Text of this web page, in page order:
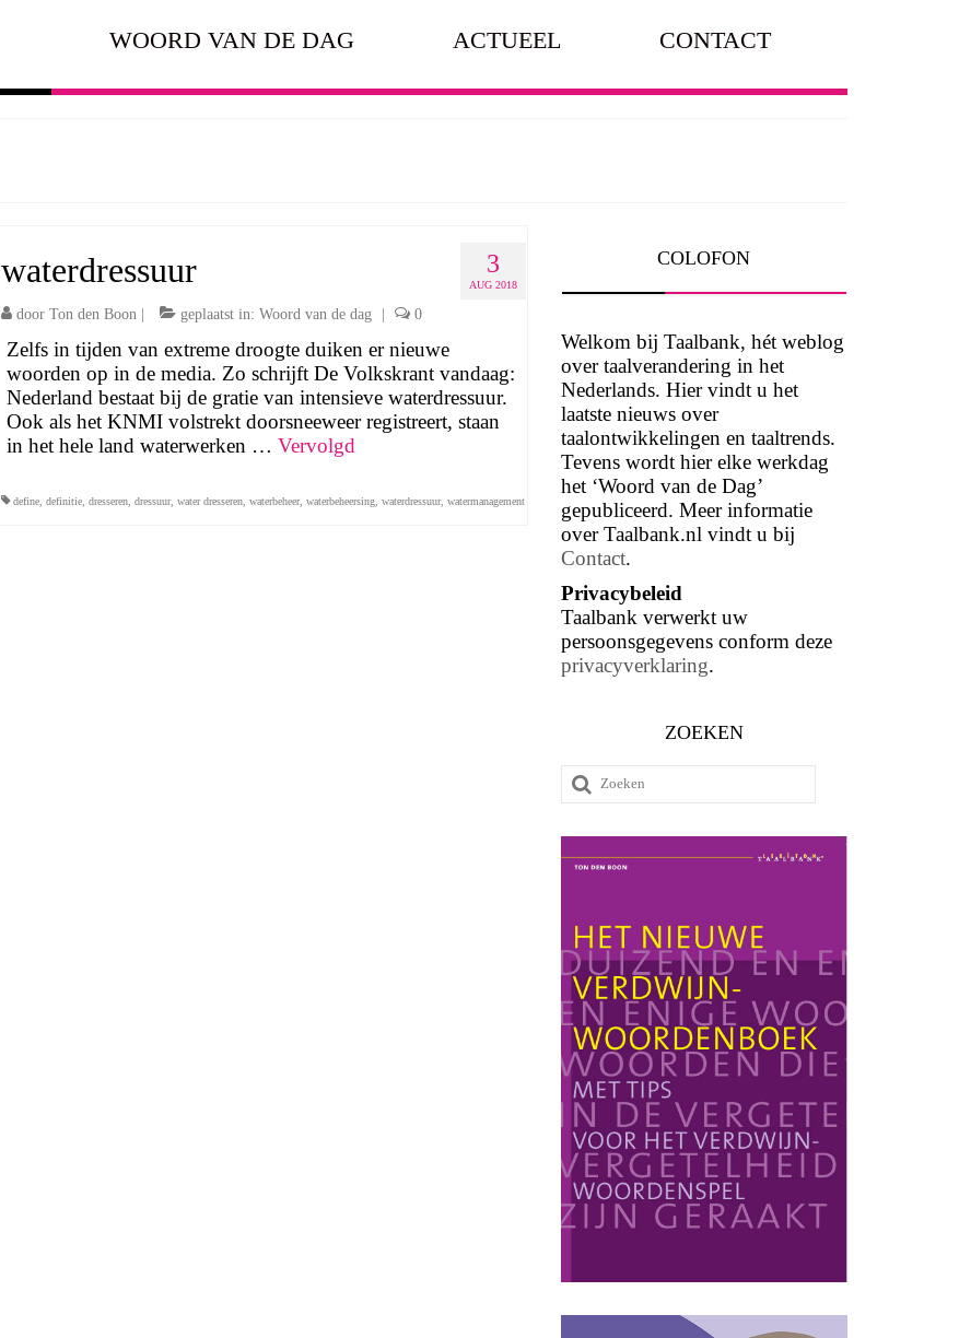
WOORD VAN DE DAG ACTUEEL CONTACT
3
AUG 2018
waterdressuur
door Ton den Boon| geplaatst in: Woord van de dag 0
Zelfs in tijden van extreme droogte duiken er nieuwe
woorden op in de media. Zo schrijft De Volkskrant vandaag:
Nederland bestaat bij de gratie van intensieve waterdressuur.
Ook als het KNMI volstrekt doorsneeweer registreert, staan
in het hele land waterwerken … Vervolgd
define, definitie, dresseren, dressuur, water dresseren, waterbeheer, waterbeheersing, waterdressuur, watermanagement
COLOFON
Welkom bij Taalbank, hét weblog
over taalverandering in het
Nederlands. Hier vindt u het
laatste nieuws over
taalontwikkelingen en taaltrends.
Tevens wordt hier elke werkdag
het ‘Woord van de Dag’
gepubliceerd. Meer informatie
over Taalbank.nl vindt u bij
Contact.
Privacybeleid
Taalbank verwerkt uw
persoonsgegevens conform deze
privacyverklaring.
ZOEKEN
Zoeken
naar: